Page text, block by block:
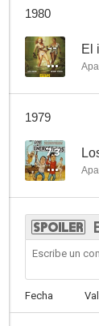
1980
-- El
1979
7.3
Fecha